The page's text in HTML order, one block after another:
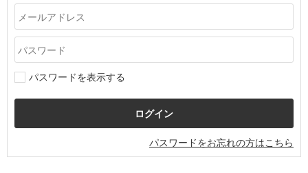
パスワードを表示する
パスワードをお忘れの方はこちら